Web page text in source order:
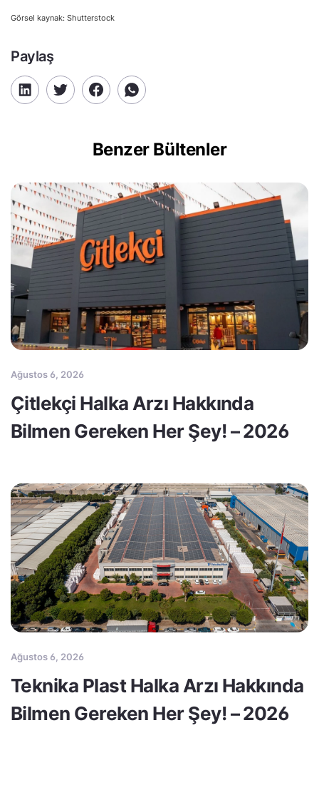
Görsel kaynak: Shutterstock
Paylaş
Benzer Bültenler
Ağustos 6, 2026
Çitlekçi Halka Arzı Hakkında
Bilmen Gereken Her Şey! – 2026
Ağustos 6, 2026
Teknika Plast Halka Arzı Hakkında
Bilmen Gereken Her Şey! – 2026